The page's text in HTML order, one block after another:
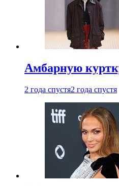
Амбарную
2 года спустя2 года спустя